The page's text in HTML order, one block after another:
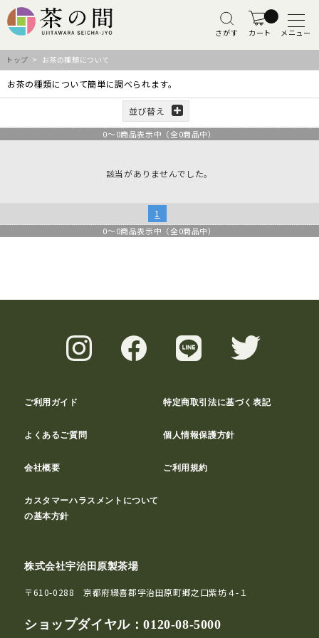
さがす カート メニュー
トップ > お茶の種類について
お茶の種類について簡単に調べられます。
並び替え
0～0商品表示中（全0商品中）
該当がありませんでした。
1
0～0商品表示中（全0商品中）
ご利用ガイド 特定商取引法に基づく表記
よくあるご質問 個人情報保護方針
会社概要 ご利用規約
カスタマーハラスメントについて
の基本方針
株式会社宇治田原製茶場
〒610-0288 京都府綴喜郡宇治田原町郷之口紫坊４-１
ショップダイヤル：0120-08-5000